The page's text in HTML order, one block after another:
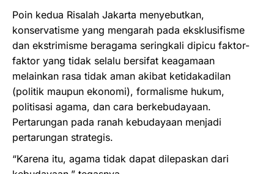
Poin kedua Risalah Jakarta menyebutkan,
konservatisme yang mengarah pada eksklusifisme
dan ekstrimisme beragama seringkali dipicu faktor-
faktor yang tidak selalu bersifat keagamaan
melainkan rasa tidak aman akibat ketidakadilan
(politik maupun ekonomi), formalisme hukum,
politisasi agama, dan cara berkebudayaan.
Pertarungan pada ranah kebudayaan menjadi
pertarungan strategis.
“Karena itu, agama tidak dapat dilepaskan dari